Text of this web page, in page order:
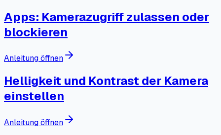
Apps: Kamerazugriff zulassen oder
blockieren
Anleitung öffnen
Helligkeit und Kontrast der Kamera
einstellen
Anleitung öffnen